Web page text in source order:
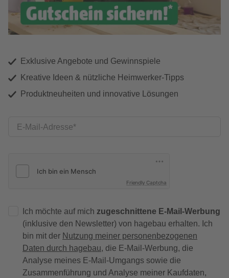
Exklusive Angebote und Gewinnspiele
Kreative Ideen & nützliche Heimwerker-Tipps
Produktneuheiten und innovative Lösungen
E-Mail-Adresse
Friendly Captcha
Ich möchte auf mich zugeschnittene E-Mail-Werbung
(inklusive den Newsletter) von hagebau erhalten. Ich
bin mit der Nutzung meiner personenbezogenen
Daten durch hagebau, die E-Mail-Werbung, die
Analyse meines E-Mail-Umgangs sowie die
Zusammenführung und Analyse meiner Kaufdaten,